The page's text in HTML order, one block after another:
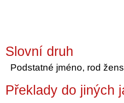
Slovní druh
Podstatné jméno, rod
Překlady do jiných